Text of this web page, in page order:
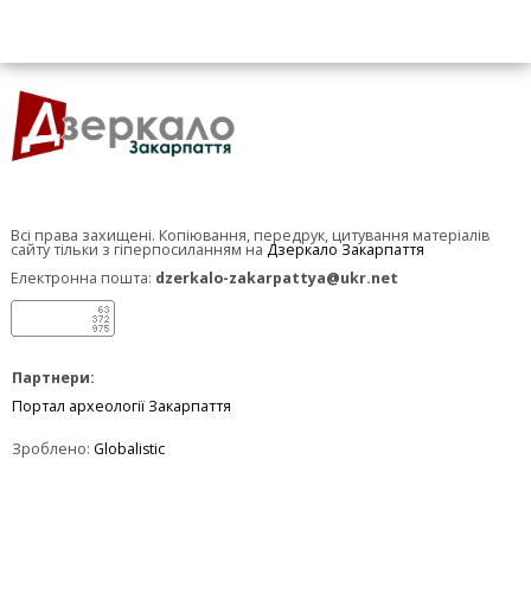
Всі права захищені. Копіювання, передрук, цитування матеріалів
сайту тільки з гіперпосиланням на Дзеркало Закарпаття
Електронна пошта: dzerkalo-zakarpattya@ukr.net
Партнери:
Портал археології Закарпаття
Зроблено: Globalistic